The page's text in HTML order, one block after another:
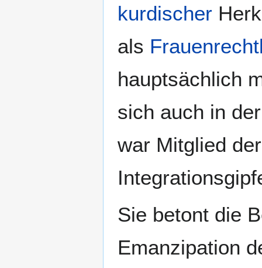
kurdischer
als
hauptsächlich
sich auch in
war Mitglied
Sie betont die
Emanzipation